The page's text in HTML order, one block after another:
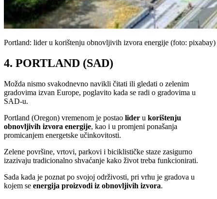
Portland: lider u korištenju obnovljivih izvora energije (foto: pixabay)
4. PORTLAND (SAD)
Možda nismo svakodnevno navikli čitati ili gledati o zelenim
gradovima izvan Europe, poglavito kada se radi o gradovima u
SAD-u.
Portland (Oregon) vremenom je postao lider u korištenju
obnovljivih izvora energije, kao i u promjeni ponašanja
promicanjem energetske učinkovitosti.
Zelene površine, vrtovi, parkovi i biciklističke staze zasigurno
izazivaju tradicionalno shvaćanje kako život treba funkcionirati.
Sada kada je poznat po svojoj održivosti, pri vrhu je gradova u
kojem se energija proizvodi iz obnovljivih izvora.